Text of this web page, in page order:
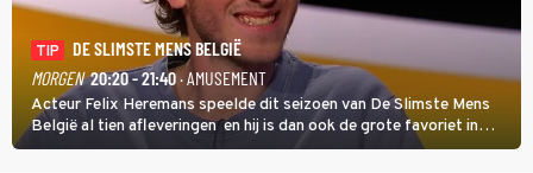
TIP
DE SLIMSTE MENS BELGIË
MORGEN 20:20 - 21:40· AMUSEMENT
Acteur Felix Heremans speelde dit seizoen van De Slimste Mens
België al tien afleveringen en hij is dan ook de grote favoriet in
deze seizoensfinale. En er is Nederlandse inbreng, want komiek